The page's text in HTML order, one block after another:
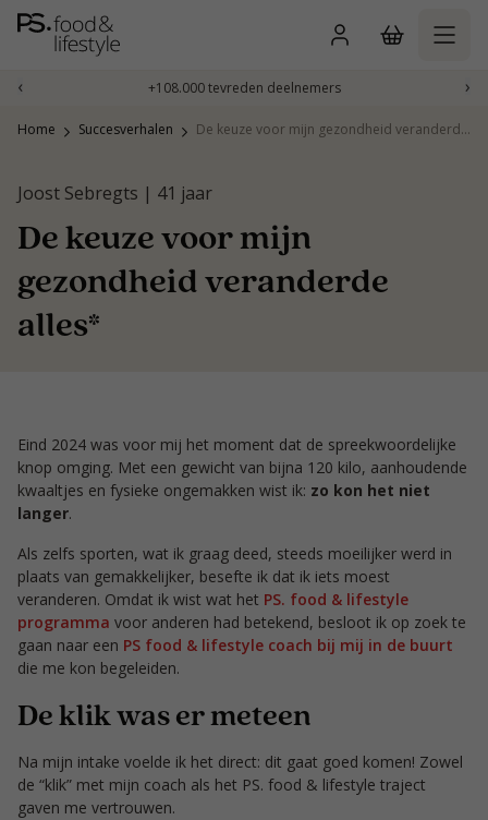
Naar
inhoud
‹ +108.000 tevreden deelnemers ›
Home Succesverhalen De keuze voor mijn gezondheid veranderde alles*
Joost Sebregts | 41 jaar
De keuze voor mijn
gezondheid veranderde
alles*
Eind 2024 was voor mij het moment dat de spreekwoordelijke
knop omging. Met een gewicht van bijna 120 kilo, aanhoudende
kwaaltjes en fysieke ongemakken wist ik: zo kon het niet
langer.
Als zelfs sporten, wat ik graag deed, steeds moeilijker werd in
plaats van gemakkelijker, besefte ik dat ik iets moest
veranderen. Omdat ik wist wat het PS. food & lifestyle
programma voor anderen had betekend, besloot ik op zoek te
gaan naar een PS food & lifestyle coach bij mij in de buurt
die me kon begeleiden.
De klik was er meteen
Na mijn intake voelde ik het direct: dit gaat goed komen! Zowel
de “klik” met mijn coach als het PS. food & lifestyle traject
gaven me vertrouwen.